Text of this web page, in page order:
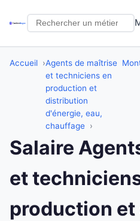
Accueil
Agents de maîtrise
et techniciens en
production et
distribution
d'énergie, eau,
chauffage
Salaire
et
production